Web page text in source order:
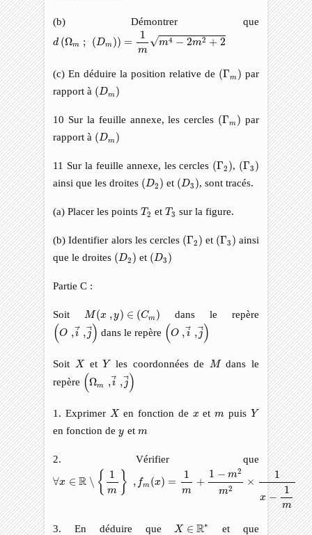
(b) Démontrer que
d (Ωm ; (Dm )) =
1
m
√m4 − 2m2 + 2
d (Ω m4
(c) En déduire la position relative de (Γm )
(Γm ) par
rapport à (Dm )
( Dm )
10 Sur la feuille annexe, les cercles (Γm )
(Γm ) par
rapport à (Dm )
( Dm )
11 Sur la feuille annexe, les cercles (Γ2 )
(Γ2 ), (Γ3 )
(Γ3 )
ainsi que les droites (D2 )
( D2 ) et (D3 )
( D3 ), sont tracés.
(a) Placer les pointsT2
T2 etT3
T3 sur la figure.
(b) Identifier alors les cercles (Γ2 )
(Γ2 ) et (Γ3 )
(Γ3 ) ainsi
que le droites (D2 )
( D2 ) et (D3 )
( D3 )
Partie C :
Soit M(x ,y) ∈ (Cm )
M(x ∈ C m) dans le repère
(O ,i , j )
(O →)
dans le repère (O , i , j)
(O →
Soit X
XetY
Yles coordonnées de M
Mdans le
repère (Ωm ,i , j)
(Ω →
1. Exprimer X
Xen fonction de x
x etm
m puis Y
Y
en fonction dey
y et m
m
2. Vérifier que
∀x ∈ R ∖ { 1
m } , fm (x) =
1
m
+
1 − m2
m2
×
1
x −
1
m
1m} fm m × 1m
3. En déduire que X ∈ R∗
X∈R∗ et que